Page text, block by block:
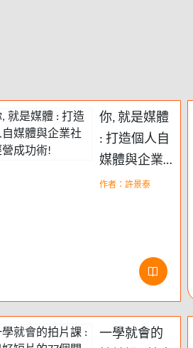
你, 就是媒體
: 打造個人自
媒體與企業
社群經營成
作者：許景泰
一學就會的